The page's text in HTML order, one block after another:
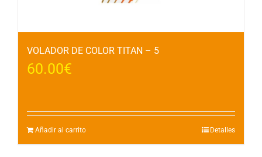
VOLADOR DE COLOR TITAN – 5
60.00€
Añadir al carrito Detalles